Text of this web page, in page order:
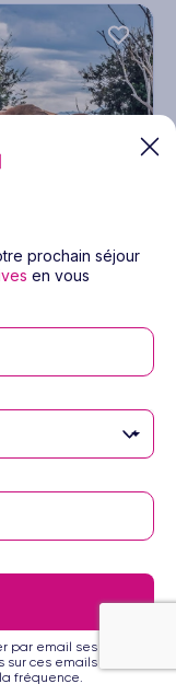
Malindi5
prochain séjour
en vous
par email ses offres
ces emails soient
fréquence.